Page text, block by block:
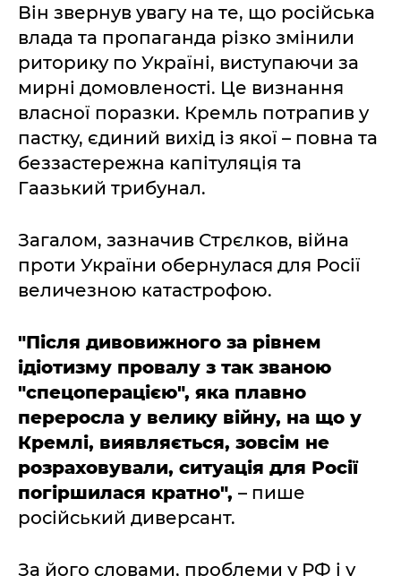
Він звернув увагу на те, що російська
влада та пропаганда різко змінили
риторику по Україні, виступаючи за
мирні домовленості. Це визнання
власної поразки. Кремль потрапив у
пастку, єдиний вихід із якої – повна та
беззастережна капітуляція та
Гаазький трибунал.
Загалом, зазначив Стрєлков, війна
проти України обернулася для Росії
величезною катастрофою.
"Після дивовижного за рівнем
ідіотизму провалу з так званою
"спецоперацією", яка плавно
переросла у велику війну, на що у
Кремлі, виявляється, зовсім не
розраховували, ситуація для Росії
погіршилася кратно", – пише
російський диверсант.
За його словами, проблеми у РФ і у